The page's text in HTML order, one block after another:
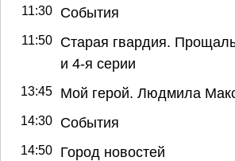
11:30 События
11:50
Старая гвардия.
и 4-я серии
13:45 Мой герой. Людмила
14:30 События
14:50 Город новостей